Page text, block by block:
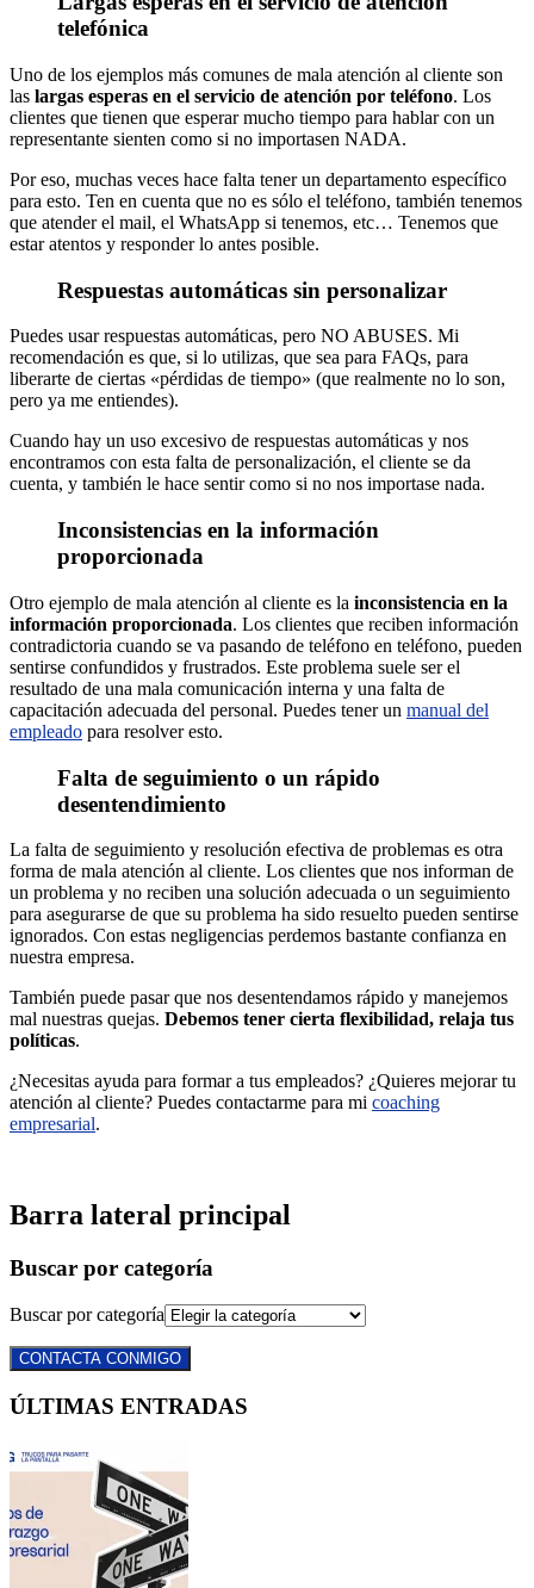
telefónica
Uno de los ejemplos más comunes de mala atención al cliente son
las largas esperas en el servicio de atención por teléfono. Los
clientes que tienen que esperar mucho tiempo para hablar con un
representante sienten como si no importasen NADA.
Por eso, muchas veces hace falta tener un departamento específico
para esto. Ten en cuenta que no es sólo el teléfono, también tenemos
que atender el mail, el WhatsApp si tenemos, etc… Tenemos que
estar atentos y responder lo antes posible.
Respuestas automáticas sin personalizar
Puedes usar respuestas automáticas, pero NO ABUSES. Mi
recomendación es que, si lo utilizas, que sea para FAQs, para
liberarte de ciertas «pérdidas de tiempo» (que realmente no lo son,
pero ya me entiendes).
Cuando hay un uso excesivo de respuestas automáticas y nos
encontramos con esta falta de personalización, el cliente se da
cuenta, y también le hace sentir como si no nos importase nada.
Inconsistencias en la información
proporcionada
Otro ejemplo de mala atención al cliente es la inconsistencia en la
información proporcionada. Los clientes que reciben información
contradictoria cuando se va pasando de teléfono en teléfono, pueden
sentirse confundidos y frustrados. Este problema suele ser el
resultado de una mala comunicación interna y una falta de
capacitación adecuada del personal. Puedes tener un manual del
empleado para resolver esto.
Falta de seguimiento o un rápido
desentendimiento
La falta de seguimiento y resolución efectiva de problemas es otra
forma de mala atención al cliente. Los clientes que nos informan de
un problema y no reciben una solución adecuada o un seguimiento
para asegurarse de que su problema ha sido resuelto pueden sentirse
ignorados. Con estas negligencias perdemos bastante confianza en
nuestra empresa.
También puede pasar que nos desentendamos rápido y manejemos
mal nuestras quejas. Debemos tener cierta flexibilidad, relaja tus
políticas.
¿Necesitas ayuda para formar a tus empleados? ¿Quieres mejorar tu
atención al cliente? Puedes contactarme para mi coaching
empresarial.
Barra lateral principal
Buscar por categoría
Buscar por categoría
CONTACTA CONMIGO
ÚLTIMAS ENTRADAS